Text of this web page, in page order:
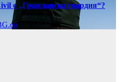
е „Гражданска гвардия“?